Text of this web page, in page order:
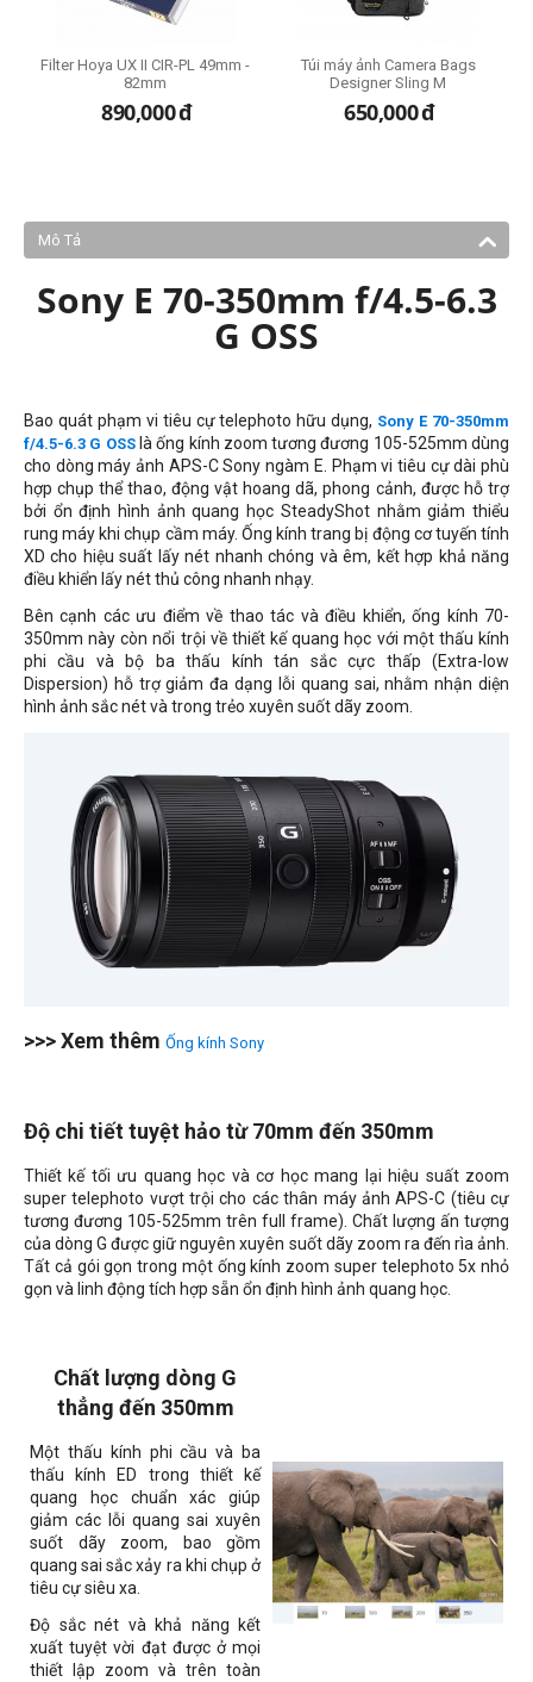
Filter Hoya UX II CIR-PL 49mm -
82mm
890,000đ
Túi máy ảnh Camera Bags
Designer Sling M
650,000đ
Mô Tả
Sony E 70-350mm f/4.5-6.3
G OSS
Bao quát phạm vi tiêu cự telephoto hữu dụng, Sony E 70-350mm
f/4.5-6.3 G OSSlà ống kính zoom tương đương 105-525mm dùng
cho dòng máy ảnh APS-C Sony ngàm E. Phạm vi tiêu cự dài phù
hợp chụp thể thao, động vật hoang dã, phong cảnh, được hỗ trợ
bởi ổn định hình ảnh quang học SteadyShot nhằm giảm thiểu
rung máy khi chụp cầm máy. Ống kính trang bị động cơ tuyến tính
XD cho hiệu suất lấy nét nhanh chóng và êm, kết hợp khả năng
điều khiển lấy nét thủ công nhanh nhạy.
Bên cạnh các ưu điểm về thao tác và điều khiển, ống kính 70-
350mm này còn nổi trội về thiết kế quang học với một thấu kính
phi cầu và bộ ba thấu kính tán sắc cực thấp (Extra-low
Dispersion) hỗ trợ giảm đa dạng lỗi quang sai, nhằm nhận diện
hình ảnh sắc nét và trong trẻo xuyên suốt dãy zoom.
>>> Xem thêm Ống kính Sony
Độ chi tiết tuyệt hảo từ 70mm đến 350mm
Thiết kế tối ưu quang học và cơ học mang lại hiệu suất zoom
super telephoto vượt trội cho các thân máy ảnh APS-C (tiêu cự
tương đương 105-525mm trên full frame). Chất lượng ấn tượng
của dòng G được giữ nguyên xuyên suốt dãy zoom ra đến rìa ảnh.
Tất cả gói gọn trong một ống kính zoom super telephoto 5x nhỏ
gọn và linh động tích hợp sẵn ổn định hình ảnh quang học.
Chất lượng dòng G
thẳng đến 350mm
Một thấu kính phi cầu và ba
thấu kính ED trong thiết kế
quang học chuẩn xác giúp
giảm các lỗi quang sai xuyên
suốt dãy zoom, bao gồm
quang sai sắc xảy ra khi chụp ở
tiêu cự siêu xa.
Độ sắc nét và khả năng kết
xuất tuyệt vời đạt được ở mọi
thiết lập zoom và trên toàn